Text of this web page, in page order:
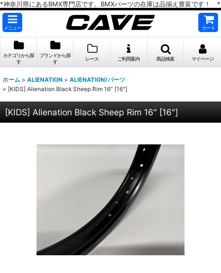
*神奈川県にあるBMX専門店です。BMXパーツの在庫は品揃え豊富です！ *
メニュー カート
カテゴリから探
す
ブランドから探
す
レース ご利用案内 商品検索 マイページ
ホーム > ALIENATION > ALIENATION/パーツ
> [KIDS] Alienation Black Sheep Rim 16" [16"]
[KIDS] Alienation Black Sheep Rim 16" [16"]